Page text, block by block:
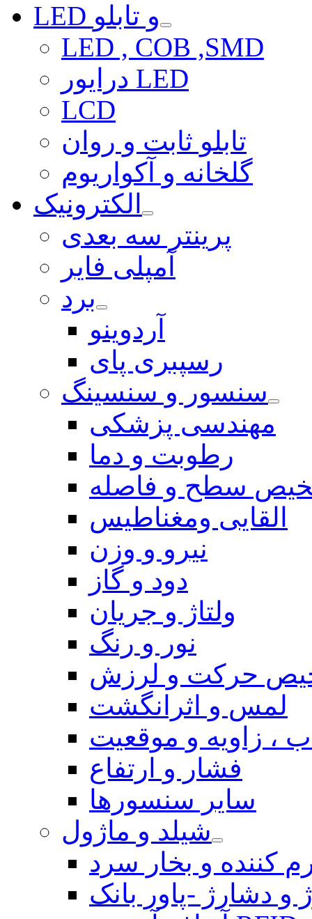
LED و تابلو
LED , COB ,SMD
درایور LED
LCD
تابلو ثابت و روان
گلخانه و آکواریوم
الکترونیک
پرینتر سه بعدی
آمپلی فایر
برد
آردوینو
رسپبری پای
سنسور و سنسینگ
مهندسی پزشکی
رطوبت و دما
سطح و فاصله
القایی ومغناطیس
نیرو و وزن
دود و گاز
ولتاژ و جریان
نور و رنگ
حرکت و لرزش
لمس و اثرانگشت
، زاویه و موقعیت
فشار و ارتفاع
سایر سنسورها
شیلد و ماژول
کننده و بخار سرد
و دشارژ -پاور بانک